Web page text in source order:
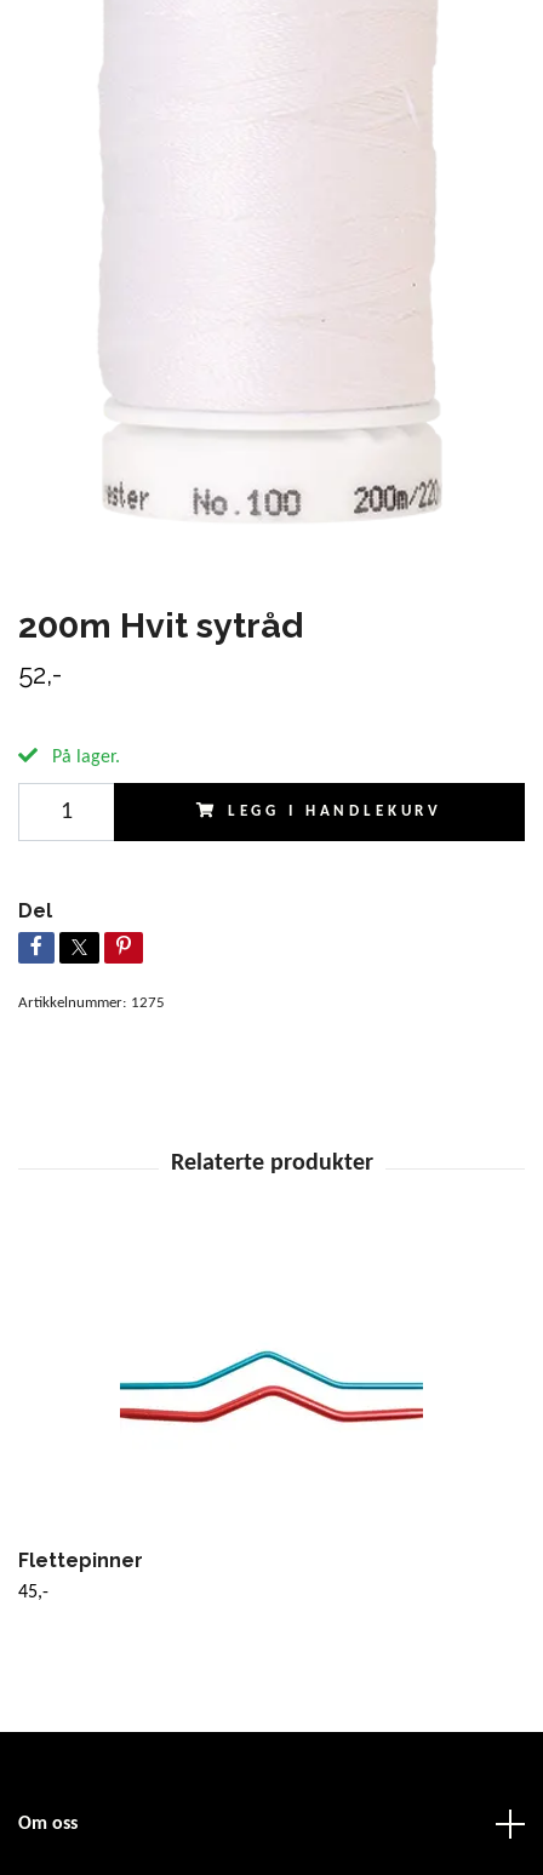
200m Hvit sytråd
52,-
På lager.
LEGG I HANDLEKURV
Del
Artikkelnummer: 1275
Flettepinner
45,-
Om oss